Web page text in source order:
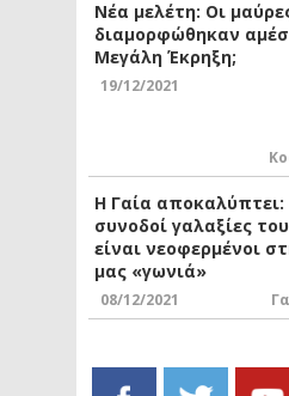
Νέα μελέτη: Οι
διαμορφώθηκαν
Μεγάλη Έκρηξη;
19/12/2021
Η Γαία αποκαλύπτει:
συνοδοί γαλαξίες
είναι νεοφερμένοι
μας «γωνιά»
08/12/2021